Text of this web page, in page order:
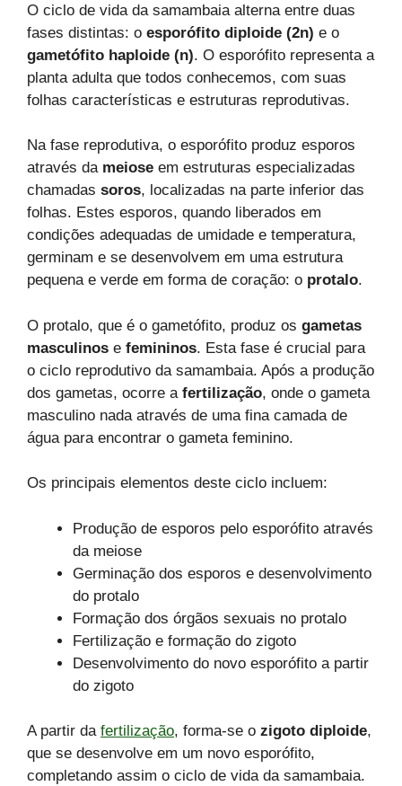
O ciclo de vida da samambaia alterna entre duas
fases distintas: o esporófito diploide (2n) e o
gametófito haploide (n). O esporófito representa a
planta adulta que todos conhecemos, com suas
folhas características e estruturas reprodutivas.
Na fase reprodutiva, o esporófito produz esporos
através da meiose em estruturas especializadas
chamadas soros, localizadas na parte inferior das
folhas. Estes esporos, quando liberados em
condições adequadas de umidade e temperatura,
germinam e se desenvolvem em uma estrutura
pequena e verde em forma de coração: o protalo.
O protalo, que é o gametófito, produz os gametas
masculinos e femininos. Esta fase é crucial para
o ciclo reprodutivo da samambaia. Após a produção
dos gametas, ocorre a fertilização, onde o gameta
masculino nada através de uma fina camada de
água para encontrar o gameta feminino.
Os principais elementos deste ciclo incluem:
Produção de esporos pelo esporófito através
da meiose
Germinação dos esporos e desenvolvimento
do protalo
Formação dos órgãos sexuais no protalo
Fertilização e formação do zigoto
Desenvolvimento do novo esporófito a partir
do zigoto
A partir da fertilização, forma-se o zigoto diploide,
que se desenvolve em um novo esporófito,
completando assim o ciclo de vida da samambaia.